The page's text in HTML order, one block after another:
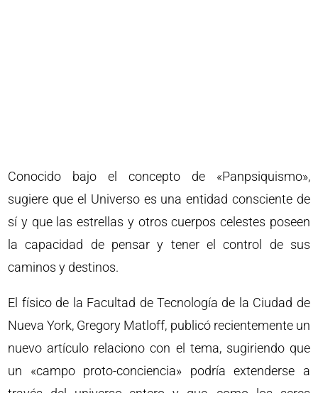
Conocido bajo el concepto de «Panpsiquismo»,
sugiere que el Universo es una entidad consciente de
sí y que las estrellas y otros cuerpos celestes poseen
la capacidad de pensar y tener el control de sus
caminos y destinos.
El físico de la Facultad de Tecnología de la Ciudad de
Nueva York, Gregory Matloff, publicó recientemente un
nuevo artículo relaciono con el tema, sugiriendo que
un «campo proto-conciencia» podría extenderse a